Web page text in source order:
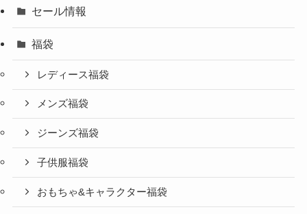
セール情報
福袋
レディース福袋
メンズ福袋
ジーンズ福袋
子供服福袋
おもちゃ&キャラクター福袋